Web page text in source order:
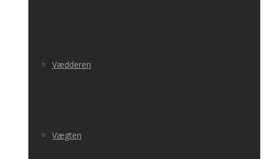
Vædderen
Vægten